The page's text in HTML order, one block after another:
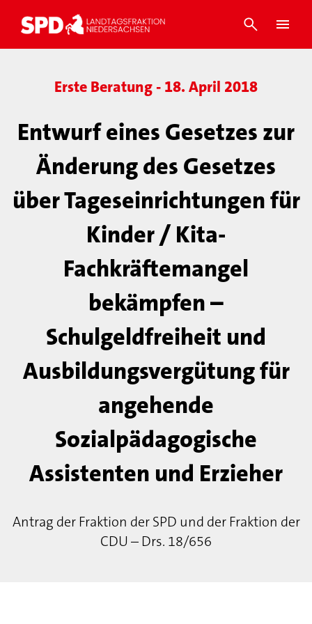
Erste Beratung - 18. April 2018
Entwurf eines Gesetzes zur
Änderung des Gesetzes
über Tageseinrichtungen für
Kinder / Kita-
Fachkräftemangel
bekämpfen –
Schulgeldfreiheit und
Ausbildungsvergütung für
angehende
Sozialpädagogische
Assistenten und Erzieher
Antrag der Fraktion der SPD und der Fraktion der
CDU – Drs. 18/656